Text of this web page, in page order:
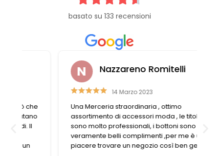
basato su 133 recensioni
Nazzareno Romitelli
14 Marzo 2023
Una Merceria straordinaria , ottimo
assortimento di accessori moda , le titolari
sono molto professionali, i bottoni sono
veramente belli complimenti ,per me è un
piacere trovare un negozio così ben gestito